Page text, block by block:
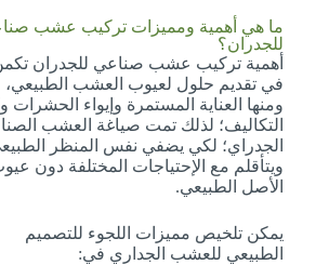
ما هي أهمية ومميزات تركيب عشب
للجدران؟
أهمية تركيب عشب صناعي للجدران
في تقديم حلول لعيوب العشب الطبيعي،
ومنها العناية المستمرة وإيواء الحشرات
التكاليف؛ لذلك تمت صياغة العشب
الجدراي؛ لكي يضفي نفس المنظر
ويتأقلم مع الإحتياجات المختلفة دون
الأصل الطبيعي.
يمكن تلخيص مميزات اللجوء للتصميم
الطبيعي للعشب الجداري في: